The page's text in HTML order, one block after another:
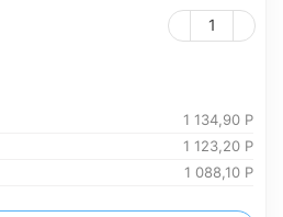
1 134,90 Р
1 123,20 Р
1 088,10 Р